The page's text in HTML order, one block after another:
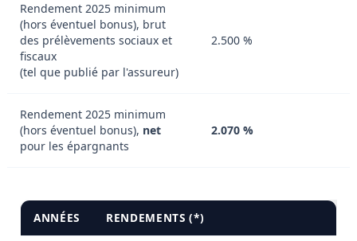
Rendement 2025 minimum
(hors éventuel bonus), brut
des prélèvements sociaux et
fiscaux
(tel que publié par l'assureur)
2.500 %
Rendement 2025 minimum
(hors éventuel bonus), net
pour les épargnants
2.070 %
ANNÉES RENDEMENTS (*)